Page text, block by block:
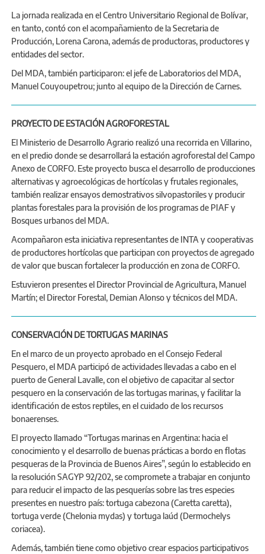
La jornada realizada en el Centro Universitario Regional de Bolívar,
en tanto, contó con el acompañamiento de la Secretaria de
Producción, Lorena Carona, además de productoras, productores y
entidades del sector.
Del MDA, también participaron: el jefe de Laboratorios del MDA,
Manuel Couyoupetrou; junto al equipo de la Dirección de Carnes.
PROYECTO DE ESTACIÓN AGROFORESTAL
El Ministerio de Desarrollo Agrario realizó una recorrida en Villarino,
en el predio donde se desarrollará la estación agroforestal del Campo
Anexo de CORFO. Este proyecto busca el desarrollo de producciones
alternativas y agroecológicas de hortícolas y frutales regionales,
también realizar ensayos demostrativos silvopastoriles y producir
plantas forestales para la provisión de los programas de PIAF y
Bosques urbanos del MDA.
Acompañaron esta iniciativa representantes de INTA y cooperativas
de productores hortícolas que participan con proyectos de agregado
de valor que buscan fortalecer la producción en zona de CORFO.
Estuvieron presentes el Director Provincial de Agricultura, Manuel
Martín; el Director Forestal, Demian Alonso y técnicos del MDA.
CONSERVACIÓN DE TORTUGAS MARINAS
En el marco de un proyecto aprobado en el Consejo Federal
Pesquero, el MDA participó de actividades llevadas a cabo en el
puerto de General Lavalle, con el objetivo de capacitar al sector
pesquero en la conservación de las tortugas marinas, y facilitar la
identificación de estos reptiles, en el cuidado de los recursos
bonaerenses.
El proyecto llamado “Tortugas marinas en Argentina: hacia el
conocimiento y el desarrollo de buenas prácticas a bordo en flotas
pesqueras de la Provincia de Buenos Aires”, según lo establecido en
la resolución SAGYP 92/202, se compromete a trabajar en conjunto
para reducir el impacto de las pesquerías sobre las tres especies
presentes en nuestro país: tortuga cabezona (Caretta caretta),
tortuga verde (Chelonia mydas) y tortuga laúd (Dermochelys
coriacea).
Además, también tiene como objetivo crear espacios participativos